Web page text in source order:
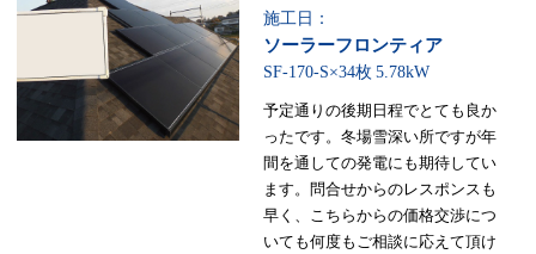
施工日：
ソーラーフロンティア
SF-170-S×34枚 5.78kW
予定通りの後期日程でとても良か
ったです。冬場雪深い所ですが年
間を通しての発電にも期待してい
ます。問合せからのレスポンスも
早く、こちらからの価格交渉につ
いても何度もご相談に応えて頂け